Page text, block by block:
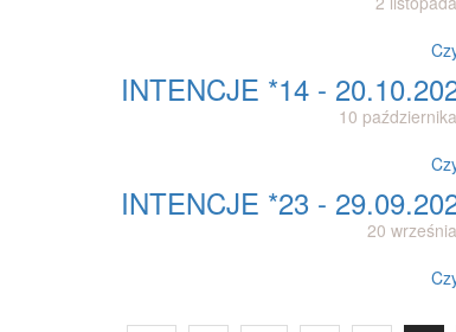
INTENCJE *14 -
10
INTENCJE *23 -
20